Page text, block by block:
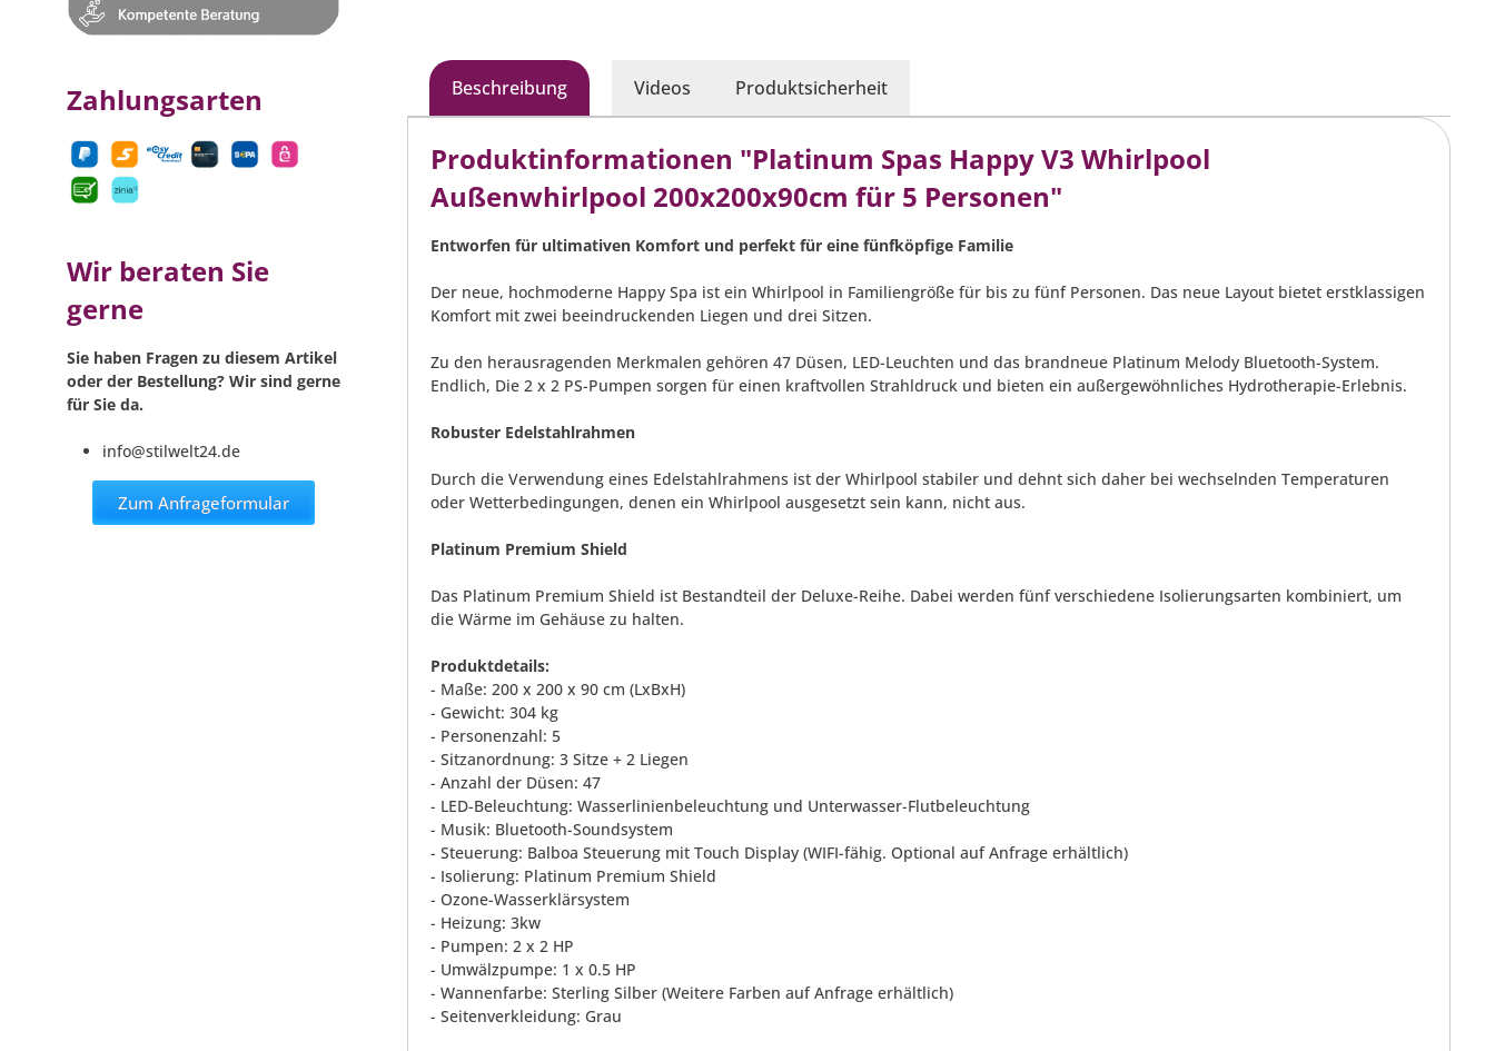
Zahlungsarten
Wir beraten Sie
gerne
Sie haben Fragen zu diesem Artikel
oder der Bestellung? Wir sind gerne
für Sie da.
info@stilwelt24.de
Zum Anfrageformular
Beschreibung Videos Produktsicherheit
Produktinformationen "Platinum Spas Happy V3 Whirlpool
Außenwhirlpool 200x200x90cm für 5 Personen"
Entworfen für ultimativen Komfort und perfekt für eine fünfköpfige Familie
Der neue, hochmoderne Happy Spa ist ein Whirlpool in Familiengröße für bis zu fünf Personen. Das neue Layout bietet erstklassigen
Komfort mit zwei beeindruckenden Liegen und drei Sitzen.
Zu den herausragenden Merkmalen gehören 47 Düsen, LED-Leuchten und das brandneue Platinum Melody Bluetooth-System.
Endlich, Die 2 x 2 PS-Pumpen sorgen für einen kraftvollen Strahldruck und bieten ein außergewöhnliches Hydrotherapie-Erlebnis.
Robuster Edelstahlrahmen
Durch die Verwendung eines Edelstahlrahmens ist der Whirlpool stabiler und dehnt sich daher bei wechselnden Temperaturen
oder Wetterbedingungen, denen ein Whirlpool ausgesetzt sein kann, nicht aus.
Platinum Premium Shield
Das Platinum Premium Shield ist Bestandteil der Deluxe-Reihe. Dabei werden fünf verschiedene Isolierungsarten kombiniert, um
die Wärme im Gehäuse zu halten.
Produktdetails:
- Maße: 200 x 200 x 90 cm (LxBxH)
- Gewicht: 304 kg
- Personenzahl: 5
- Sitzanordnung: 3 Sitze + 2 Liegen
- Anzahl der Düsen: 47
- LED-Beleuchtung: Wasserlinienbeleuchtung und Unterwasser-Flutbeleuchtung
- Musik: Bluetooth-Soundsystem
- Steuerung: Balboa Steuerung mit Touch Display (WIFI-fähig. Optional auf Anfrage erhältlich)
- Isolierung: Platinum Premium Shield
- Ozone-Wasserklärsystem
- Heizung: 3kw
- Pumpen: 2 x 2 HP
- Umwälzpumpe: 1 x 0.5 HP
- Wannenfarbe: Sterling Silber (Weitere Farben auf Anfrage erhältlich)
- Seitenverkleidung: Grau